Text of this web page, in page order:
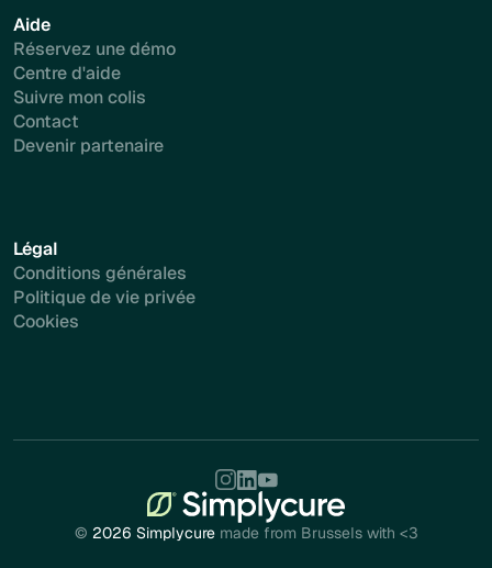
Aide
Réservez une démo
Centre d'aide
Suivre mon colis
Contact
Devenir partenaire
Légal
Conditions générales
Politique de vie privée
Cookies
© 2026 Simplycuremade from Brussels with <3